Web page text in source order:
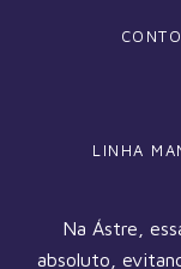
LINHA
Na Ástre,
absoluto,